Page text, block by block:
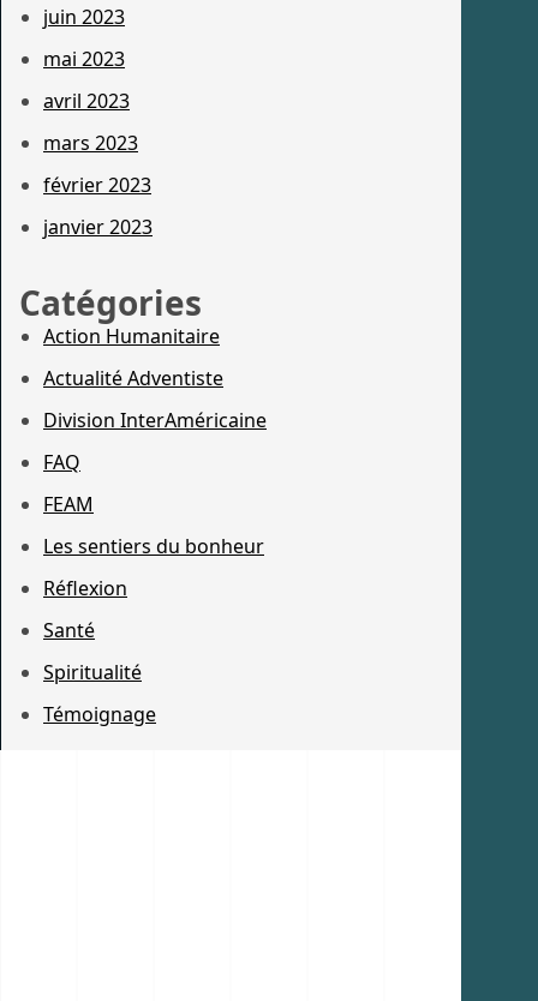
juin 2023
mai 2023
avril 2023
mars 2023
février 2023
janvier 2023
Catégories
Action Humanitaire
Actualité Adventiste
Division InterAméricaine
FAQ
FEAM
Les sentiers du bonheur
Réflexion
Santé
Spiritualité
Témoignage